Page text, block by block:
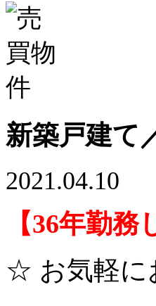
新築戸建て
2021.04.10
【36年勤
☆ お気軽に